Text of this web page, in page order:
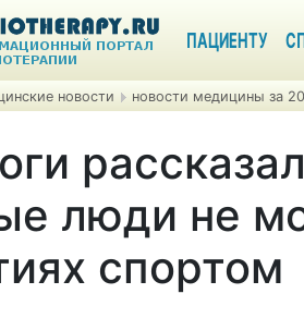
ПАЦИЕНТУ
новости новости медицины за
люди не
спортом